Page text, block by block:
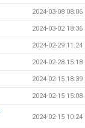
2024-03-08 08:06
2024-03-02 18:36
2024-02-29 11:24
2024-02-28 15:18
2024-02-15 18:39
2024-02-15 15:08
2024-02-15 10:24